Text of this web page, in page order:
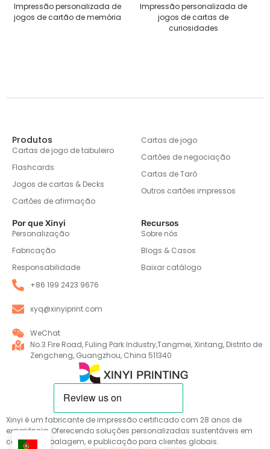
Impressão personalizada de
jogos de cartas de
Quebra-cabeças
personalizados
Xinyi é um fabricante de impressão certificado com 28 anos de
experiência, Oferecendo soluções personalizadas sustentáveis em
cartões, embalagem, e publicação para clientes globais.
Produtos
Cartas de jogo de tabuleiro
Flashcards
Jogos de cartas & Decks
Cartões de afirmação
Cartas de jogo
Cartões de negociação
Cartas de Tarô
Outros cartões impressos
Por que Xinyi
Personalização
Fabricação
Responsabilidade
Recursos
Sobre nós
Blogs & Casos
Baixar catálogo
+86 199 2423 9676
xyq@xinyiprint.com
WeChat
No.3 Fire Road, Fuling Park Industry,Tangmei, Xintang, Distrito de
Zengcheng, Guangzhou, China 511340